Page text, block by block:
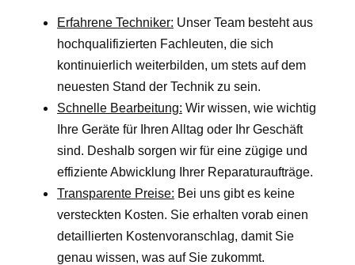
Erfahrene Techniker: Unser Team besteht aus
hochqualifizierten Fachleuten, die sich
kontinuierlich weiterbilden, um stets auf dem
neuesten Stand der Technik zu sein.
Schnelle Bearbeitung: Wir wissen, wie wichtig
Ihre Geräte für Ihren Alltag oder Ihr Geschäft
sind. Deshalb sorgen wir für eine zügige und
effiziente Abwicklung Ihrer Reparaturaufträge.
Transparente Preise: Bei uns gibt es keine
versteckten Kosten. Sie erhalten vorab einen
detaillierten Kostenvoranschlag, damit Sie
genau wissen, was auf Sie zukommt.